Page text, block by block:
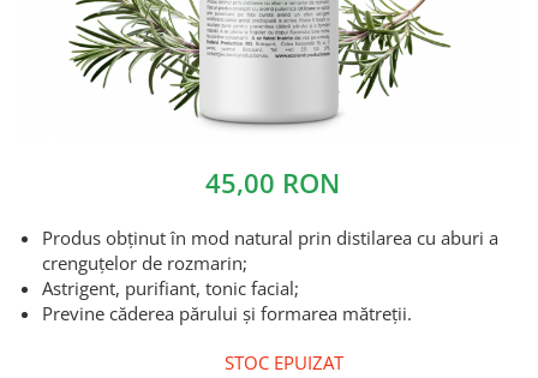
45,00 RON
Produs obținut în mod natural prin distilarea cu aburi a
crenguțelor de rozmarin;
Astrigent, purifiant, tonic facial;
Previne căderea părului și formarea mătreții.
STOC EPUIZAT